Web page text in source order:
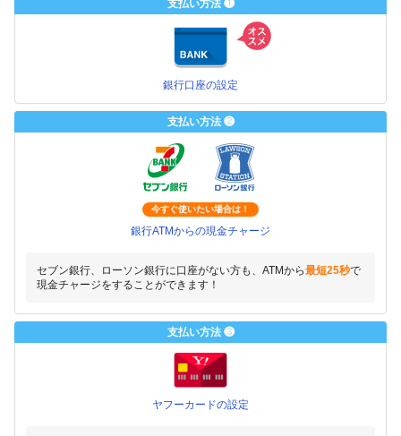
支払い方法 ❶
銀行口座の設定
支払い方法 ❷
今すぐ使いたい場合は！
銀行ATMからの現金チャージ
セブン銀行、ローソン銀行に口座がない方も、ATMから最短25秒で
現金チャージをすることができます！
支払い方法 ❸
ヤフーカードの設定